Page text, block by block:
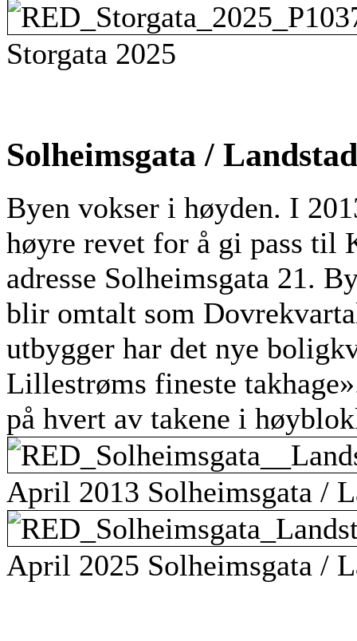
Storgata 2025
Solheimsgata /
Byen vokser i høyden. I
høyre revet for å gi pass til
adresse Solheimsgata 21.
blir omtalt som
utbygger har det nye
Lillestrøms fineste
på hvert av takene i
April 2013 Solheimsgata /
April 2025 Solheimsgata /